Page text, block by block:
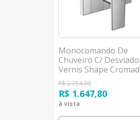
Monocomando De
Chuveiro C/
Vernis Shape
Hansgrohe
R$ 2.354,00
R$ 1.647,80
à vista